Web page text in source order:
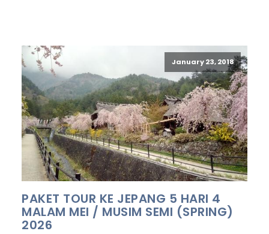
January 23, 2018
PAKET TOUR KE JEPANG 5 HARI 4
MALAM MEI / MUSIM SEMI (SPRING)
2026